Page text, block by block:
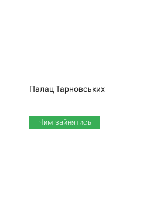
ПалацТарновських
Чим зайнятись